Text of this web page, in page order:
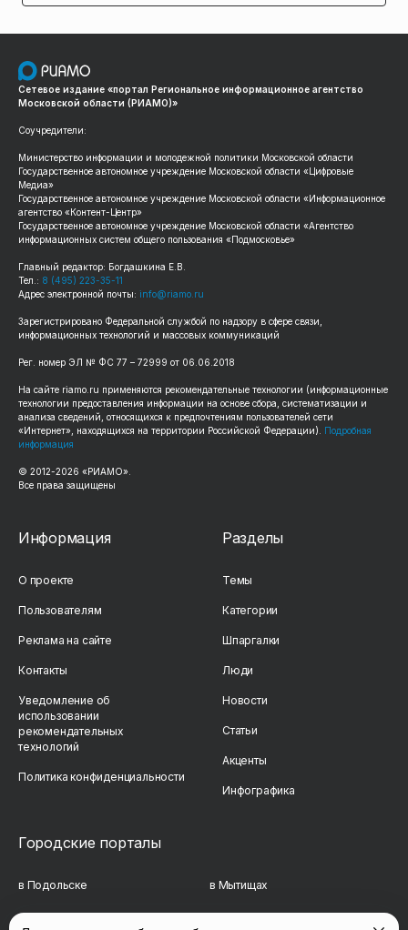
Сетевое издание «портал Региональное информационное агентство
Московской области (РИАМО)»
Соучредители:
Министерство информации и молодежной политики Московской области
Государственное автономное учреждение Московской области «Цифровые
Медиа»
Государственное автономное учреждение Московской области «Информационное
агентство «Контент-Центр»
Государственное автономное учреждение Московской области «Агентство
информационных систем общего пользования «Подмосковье»
Главный редактор: Богдашкина Е.В.
Тел.: 8 (495) 223-35-11
Адрес электронной почты: info@riamo.ru
Зарегистрировано Федеральной службой по надзору в сфере связи,
информационных технологий и массовых коммуникаций
Рег. номер ЭЛ № ФС 77 – 72999 от 06.06.2018
На сайте riamo.ru применяются рекомендательные технологии (информационные
технологии предоставления информации на основе сбора, систематизации и
анализа сведений, относящихся к предпочтениям пользователей сети
«Интернет», находящихся на территории Российской Федерации). Подробная
информация
© 2012-2026 «РИАМО».
Все права защищены
Информация
О проекте
Пользователям
Реклама на сайте
Контакты
Уведомление об
использовании
рекомендательных
технологий
Политика конфиденциальности
Разделы
Темы
Категории
Шпаргалки
Люди
Новости
Статьи
Акценты
Инфографика
Городские порталы
в Подольске в Мытищах